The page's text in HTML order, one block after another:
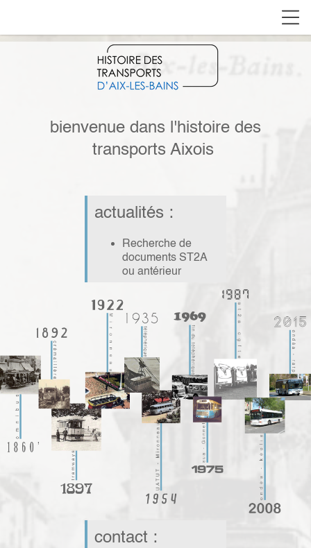
bienvenue dans l'histoire des
transports Aixois
actualités :
Recherche de
documents ST2A
ou antérieur
contact :